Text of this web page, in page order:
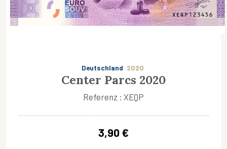
Deutschland 2020
Center Parcs 2020
Referenz : XEQP
3,90 €